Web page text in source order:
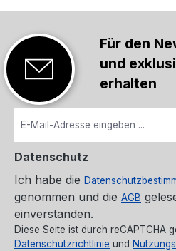
Für den
und
erhalten
Datenschutz
Ich habe die
genommen und die AGB
einverstanden.
Diese Seite ist durch reCAPTCHA
Datenschutzrichtlinie und